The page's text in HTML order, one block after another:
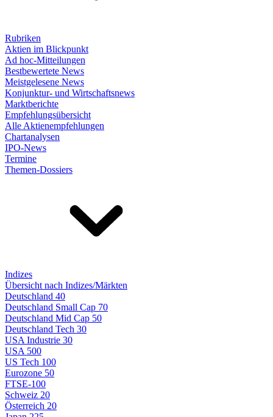
Rubriken
Aktien im Blickpunkt
Ad hoc-Mitteilungen
Bestbewertete News
Meistgelesene News
Konjunktur- und Wirtschaftsnews
Marktberichte
Empfehlungsübersicht
Alle Aktienempfehlungen
Chartanalysen
IPO-News
Termine
Themen-Dossiers
Indizes
Übersicht nach Indizes/Märkten
Deutschland 40
Deutschland Small Cap 70
Deutschland Mid Cap 50
Deutschland Tech 30
USA Industrie 30
USA 500
US Tech 100
Eurozone 50
FTSE-100
Schweiz 20
Österreich 20